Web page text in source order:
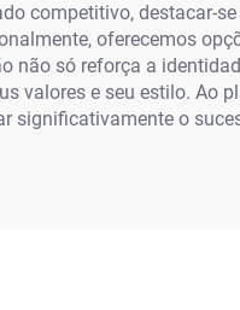
competitivo, destacar-
oferecemos
não só reforça a
valores e seu estilo.
o